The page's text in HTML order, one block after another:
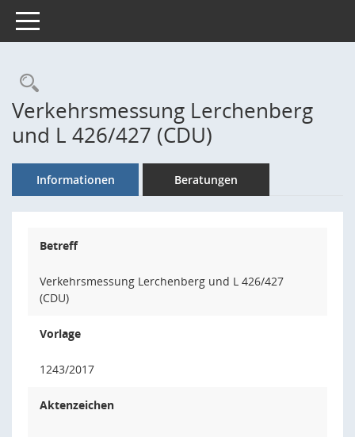
Toggle navigation
Rechercheauswahl
Verkehrsmessung Lerchenberg
und L 426/427 (CDU)
Informationen Beratungen
Betreff
Verkehrsmessung Lerchenberg und L 426/427
(CDU)
Vorlage
1243/2017
Aktenzeichen